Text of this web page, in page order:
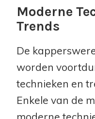
Moderne
Trends
De
worden
technieken en
Enkele van de